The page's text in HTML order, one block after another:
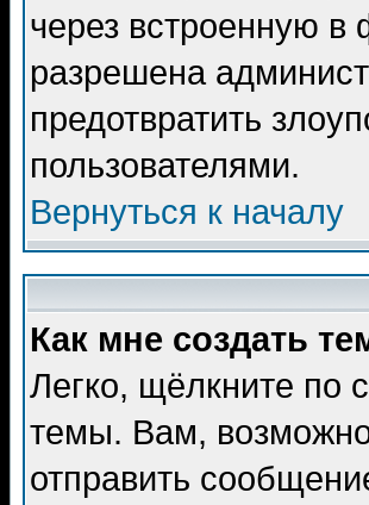
через встроенную
разрешена
предотвратить
пользователями.
Вернуться к началу
Как мне создать
Легко, щёлкните по
темы. Вам,
отправить